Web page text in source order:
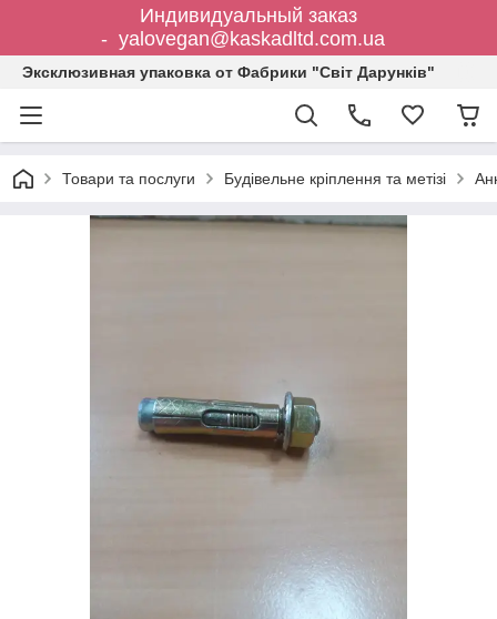
Индивидуальный заказ
- yalovegan@kaskadltd.com.ua
Эксклюзивная упаковка от Фабрики "Світ Дарунків"
Товари та послуги Будівельне кріплення та метізі